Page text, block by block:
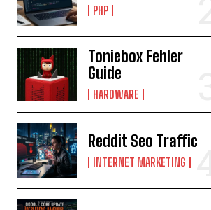
PHP
Toniebox Fehler
Guide
HARDWARE
Reddit Seo Traffic
INTERNET MARKETING